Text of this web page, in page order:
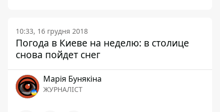
10:33, 16 грудня 2018
Погода в Киеве на неделю: в столице
снова пойдет снег
Марія Бунякіна
ЖУРНАЛІСТ